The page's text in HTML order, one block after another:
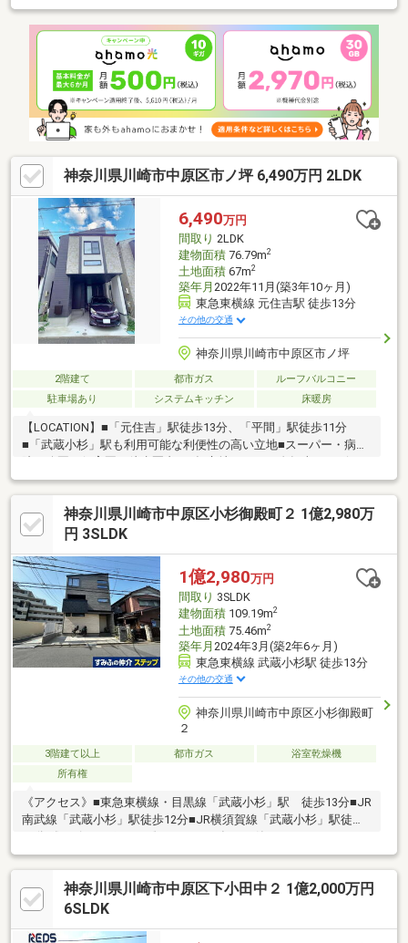
吹抜けがございます。■太陽光パネルや自動洗浄のタンクレスト
イレ、お風呂床の自動洗浄機能など充実の設備仕様。■小学校や
保育園、クリニックが徒歩5分内で子育て家庭にもおすすめの立地
です。お問い合わせお待ちしております。
神奈川県川崎市中原区市ノ坪 6,490万円 2LDK
6,490万円
間取り 2LDK
建物面積76.79m2
土地面積67m2
築年月 2022年11月(築3年10ヶ月)
東急東横線 元住吉駅 徒歩13分
その他の交通
神奈川県川崎市中原区市ノ坪
2階建て 都市ガス
ルーフバルコニー
駐車場あり
システムキッチン 床暖房
【LOCATION】■「元住吉」駅徒歩13分、「平間」駅徒歩11分
■「武蔵小杉」駅も利用可能な利便性の高い立地■スーパー・病
カーも快適に利用可能■落ち着いた住宅街で穏やかな暮らしを実
現【RESIDENCE】■2022年11月築の築浅戸建■勾配天井を採用し
た開放的な2階リビング■陽当たり・眺望良好なルーフバルコニー
付き■床暖房・食洗機・浄水器・浴室乾燥機など充実の設備■対面
ビルトインガレージ付きで雨の日の乗り降りも快適です室内大変
丁寧にお使いです♪
神奈川県川崎市中原区小杉御殿町２ 1億2,980万
円 3SLDK
1億2,980万円
間取り 3SLDK
建物面積109.19m2
土地面積75.46m2
築年月 2024年3月(築2年6ヶ月)
東急東横線 武蔵小杉駅 徒歩13分
その他の交通
神奈川県川崎市中原区小杉御殿町
２
3階建て以上 都市ガス
浴室乾燥機
所有権
《アクセス》■東急東横線・目黒線「武蔵小杉」駅 徒歩13分■JR
南武線「武蔵小杉」駅徒歩12分■JR横須賀線「武蔵小杉」駅徒歩
トイノベーション（株）の注文住宅■東側約５．７ｍ公道、南側
隣地通路のため日当たり良好■広々としたシューズインクローゼ
ット■床と浴槽の自動洗浄付きお風呂■自動洗浄のタンクレストイ
レ（Panasonicアラウーノ）■リビングに吹き抜けがあり、開放感
神奈川県川崎市中原区下小田中２ 1億2,000万円
6SLDK